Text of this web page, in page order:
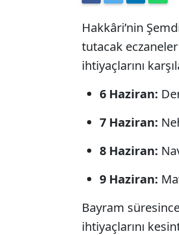
Hakkâri’nin
tutacak
ihtiyaçlarını
6 Haziran:
7 Haziran:
8 Haziran:
9 Haziran:
Bayram
ihtiyaçlarını